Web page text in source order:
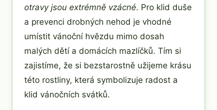
otravy jsou extrémně vzácné. Pro klid duše
a prevenci drobných nehod je vhodné
umístit vánoční hvězdu mimo dosah
malých dětí a domácích mazlíčků. Tím si
zajistíme, že si bezstarostně užijeme krásu
této rostliny, která symbolizuje radost a
klid vánočních svátků.